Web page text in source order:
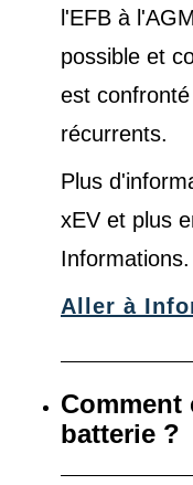
l'EFB à
possible et
est
récurrents.
Plus
xEV et plus
Informations.
Aller à
batterie ?